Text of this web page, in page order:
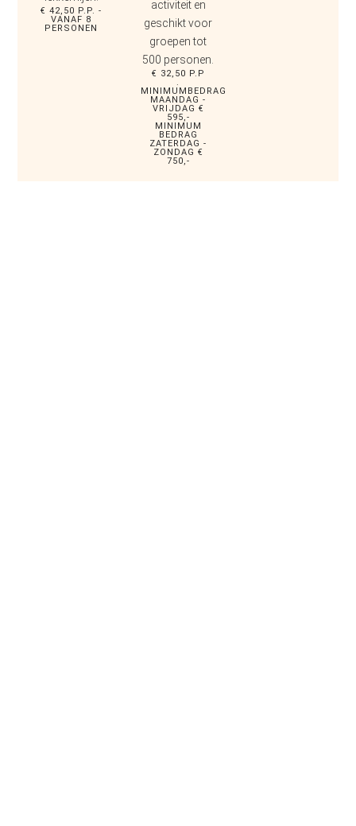
€ 42,50 P.P. -
VANAF 8
PERSONEN
activiteit en
geschikt voor
groepen tot
500 personen.
€ 32,50 P.P
.
MINIMUMBEDRAG
MAANDAG -
VRIJDAG €
595,-
MINIMUM
BEDRAG
ZATERDAG -
ZONDAG €
750,-